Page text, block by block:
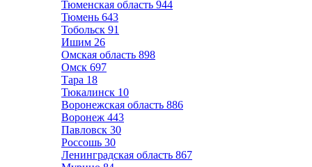
Тюменская область 944
Тюмень 643
Тобольск 91
Ишим 26
Омская область 898
Омск 697
Тара 18
Тюкалинск 10
Воронежская область 886
Воронеж 443
Павловск 30
Россошь 30
Ленинградская область 867